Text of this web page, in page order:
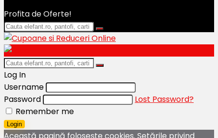
Profita de Oferte!
Log In
Username
Password
Lost Password?
Remember me
Login
Această pagină folosește cookies. Setările privind